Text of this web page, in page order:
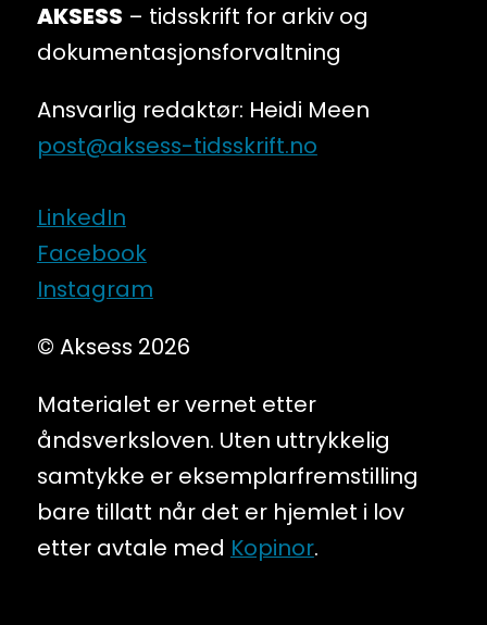
AKSESS – tidsskrift for arkiv og
dokumentasjonsforvaltning
Ansvarlig redaktør: Heidi Meen
post@aksess-tidsskrift.no
LinkedIn
Facebook
Instagram
© Aksess 2026
Materialet er vernet etter
åndsverksloven. Uten uttrykkelig
samtykke er eksemplarfremstilling
bare tillatt når det er hjemlet i lov
etter avtale med Kopinor.